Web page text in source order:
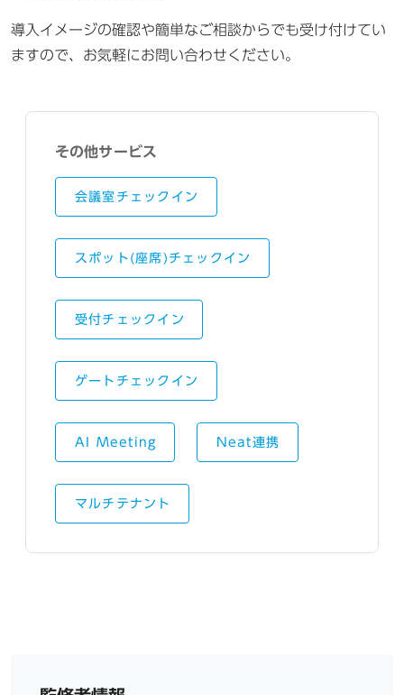
導入イメージの確認や簡単なご相談からでも受け付けてい
ますので、お気軽にお問い合わせください。
その他サービス
会議室チェックイン
スポット(座席)チェックイン
受付チェックイン
ゲートチェックイン
AI Meeting Neat連携
マルチテナント